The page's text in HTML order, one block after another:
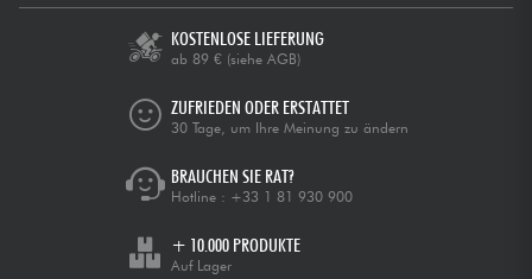
KOSTENLOSE LIEFERUNG
ab 89 € (siehe AGB)
ZUFRIEDEN ODER ERSTATTET
30 Tage, um Ihre Meinung zu ändern
BRAUCHEN SIE RAT?
Hotline : +33 1 81 930 900
+ 10.000 PRODUKTE
Auf Lager